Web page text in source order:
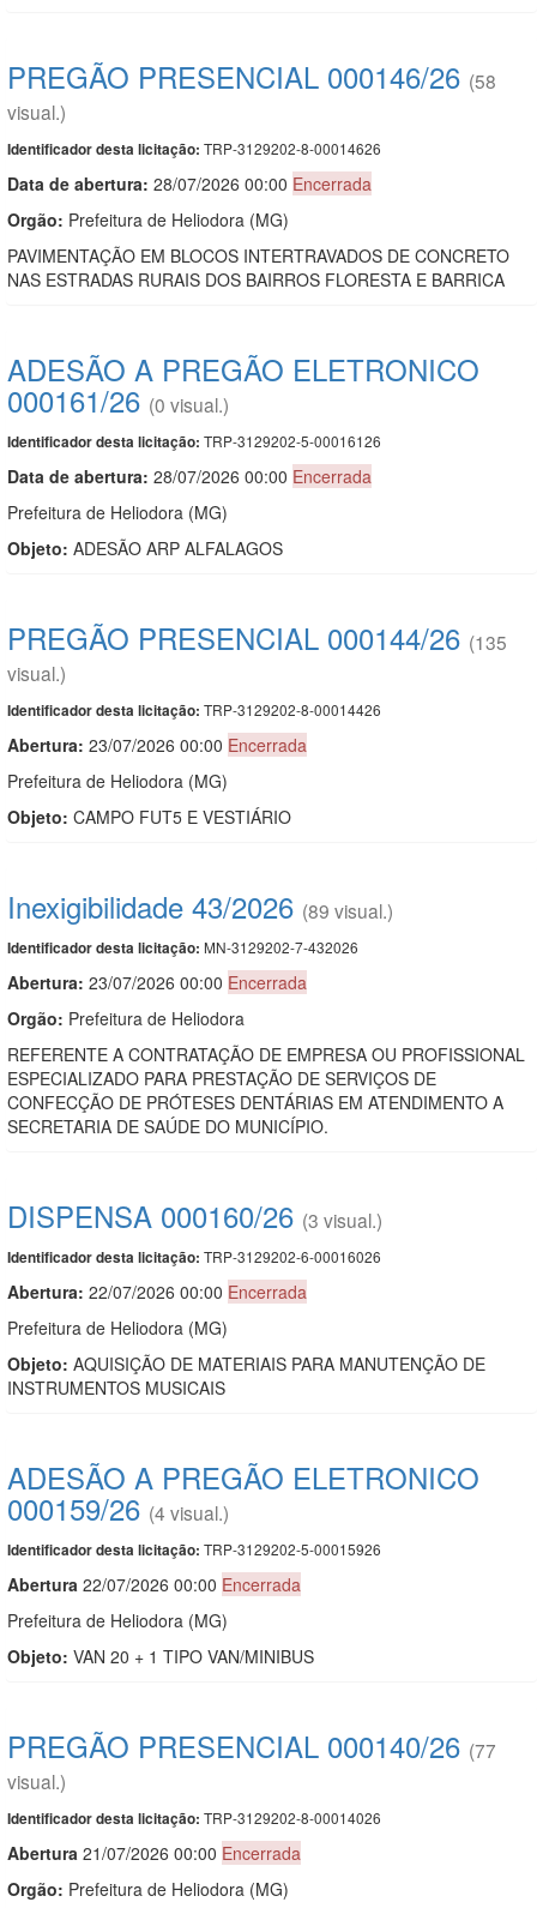
PREGÃO PRESENCIAL 000146/26 (58
visual.)
Identificador desta licitação: TRP-3129202-8-00014626
Data de abertura: 28/07/2026 00:00 Encerrada
Orgão: Prefeitura de Heliodora (MG)
PAVIMENTAÇÃO EM BLOCOS INTERTRAVADOS DE CONCRETO
NAS ESTRADAS RURAIS DOS BAIRROS FLORESTA E BARRICA
ADESÃO A PREGÃO ELETRONICO
000161/26 (0 visual.)
Identificador desta licitação: TRP-3129202-5-00016126
Data de abertura: 28/07/2026 00:00 Encerrada
Prefeitura de Heliodora (MG)
Objeto: ADESÃO ARP ALFALAGOS
PREGÃO PRESENCIAL 000144/26 (135
visual.)
Identificador desta licitação: TRP-3129202-8-00014426
Abertura: 23/07/2026 00:00 Encerrada
Prefeitura de Heliodora (MG)
Objeto: CAMPO FUT5 E VESTIÁRIO
Inexigibilidade 43/2026 (89 visual.)
Identificador desta licitação: MN-3129202-7-432026
Abertura: 23/07/2026 00:00 Encerrada
Orgão: Prefeitura de Heliodora
REFERENTE A CONTRATAÇÃO DE EMPRESA OU PROFISSIONAL
ESPECIALIZADO PARA PRESTAÇÃO DE SERVIÇOS DE
CONFECÇÃO DE PRÓTESES DENTÁRIAS EM ATENDIMENTO A
SECRETARIA DE SAÚDE DO MUNICÍPIO.
DISPENSA 000160/26 (3 visual.)
Identificador desta licitação: TRP-3129202-6-00016026
Abertura: 22/07/2026 00:00 Encerrada
Prefeitura de Heliodora (MG)
Objeto: AQUISIÇÃO DE MATERIAIS PARA MANUTENÇÃO DE
INSTRUMENTOS MUSICAIS
ADESÃO A PREGÃO ELETRONICO
000159/26 (4 visual.)
Identificador desta licitação: TRP-3129202-5-00015926
Abertura 22/07/2026 00:00 Encerrada
Prefeitura de Heliodora (MG)
Objeto: VAN 20 + 1 TIPO VAN/MINIBUS
PREGÃO PRESENCIAL 000140/26 (77
visual.)
Identificador desta licitação: TRP-3129202-8-00014026
Abertura 21/07/2026 00:00 Encerrada
Orgão: Prefeitura de Heliodora (MG)